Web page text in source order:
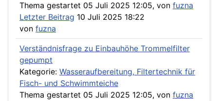
Thema gestartet 05 Juli 2025 12:05, von fuzna
Letzter Beitrag 10 Juli 2025 18:22
von fuzna
Verständnisfrage zu Einbauhöhe Trommelfilter
gepumpt
Kategorie: Wasseraufbereitung, Filtertechnik für
Fisch- und Schwimmteiche
Thema gestartet 05 Juli 2025 12:05, von fuzna